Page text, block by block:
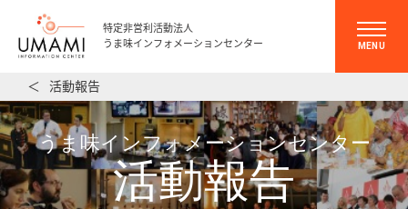
特定非営利活動法人
うま味インフォメーションセンター
MENU
＜ 活動報告
うま味インフォメーションセンター
活動報告